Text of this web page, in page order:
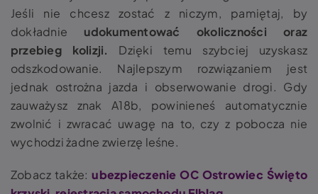
Jeśli nie chcesz zostać z niczym, pamiętaj, by
dokładnie udokumentować okoliczności oraz
przebieg kolizji.
Dzięki temu szybciej uzyskasz
odszkodowanie. Najlepszym rozwiązaniem jest
jednak ostrożna jazda i obserwowanie drogi. Gdy
zauważysz znak A18b, powinieneś automatycznie
zwolnić i zwracać uwagę na to, czy z pobocza nie
wychodzi żadne zwierzę leśne.
Zobacz także:ubezpieczenie OC Ostrowiec Święto